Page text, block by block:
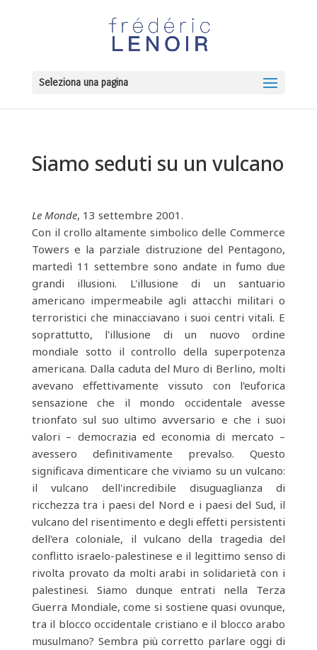
Seleziona una pagina
Siamo seduti su un vulcano
Le Monde, 13 settembre 2001.
Con il crollo altamente simbolico delle Commerce
Towers e la parziale distruzione del Pentagono,
martedì 11 settembre sono andate in fumo due
grandi illusioni. L'illusione di un santuario
americano impermeabile agli attacchi militari o
terroristici che minacciavano i suoi centri vitali. E
soprattutto, l'illusione di un nuovo ordine
mondiale sotto il controllo della superpotenza
americana. Dalla caduta del Muro di Berlino, molti
avevano effettivamente vissuto con l'euforica
sensazione che il mondo occidentale avesse
trionfato sul suo ultimo avversario e che i suoi
valori – democrazia ed economia di mercato –
avessero definitivamente prevalso. Questo
significava dimenticare che viviamo su un vulcano:
il vulcano dell'incredibile disuguaglianza di
ricchezza tra i paesi del Nord e i paesi del Sud, il
vulcano del risentimento e degli effetti persistenti
dell'era coloniale, il vulcano della tragedia del
conflitto israelo-palestinese e il legittimo senso di
rivolta provato da molti arabi in solidarietà con i
palestinesi. Siamo dunque entrati nella Terza
Guerra Mondiale, come si sostiene quasi ovunque,
tra il blocco occidentale cristiano e il blocco arabo
musulmano? Sembra più corretto parlare oggi di